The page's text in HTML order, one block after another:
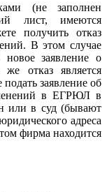
(не заполнен
лист, имеются
получить отказ
В этом случае
новое заявление о
отказ является
заявление об
в ЕГРЮЛ в
или в суд (бывают
адреса
фирма находится